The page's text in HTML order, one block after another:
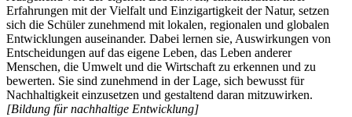
Erfahrungen mit der Vielfalt und Einzigartigkeit der Natur, setzen
sich die Schüler zunehmend mit lokalen, regionalen und globalen
Entwicklungen auseinander. Dabei lernen sie, Auswirkungen von
Entscheidungen auf das eigene Leben, das Leben anderer
Menschen, die Umwelt und die Wirtschaft zu erkennen und zu
bewerten. Sie sind zunehmend in der Lage, sich bewusst für
Nachhaltigkeit einzusetzen und gestaltend daran mitzuwirken.
[Bildung für nachhaltige Entwicklung]